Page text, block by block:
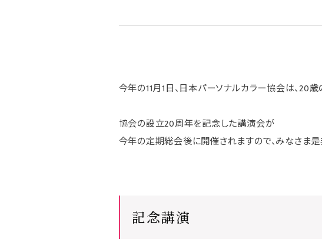
今年の11月1日、日本パーソナルカラー協会は、20
協会の設立20周年を記念した講演会が
今年の定期総会後に開催されますので、みなさま是
記念講演